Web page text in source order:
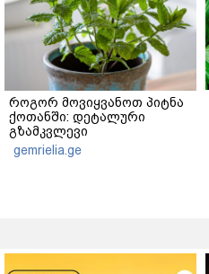
როგორ მოვიყვანოთ პიტნა
ქოთანში: დეტალური
გზამკვლევი
gemrielia.ge